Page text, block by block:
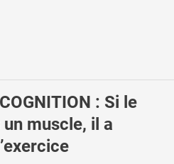
: Si le
un muscle, il a